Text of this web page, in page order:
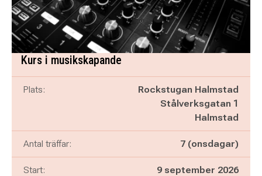
Kurs i musikskapande
Plats:
Rockstugan Halmstad
Stålverksgatan 1
Halmstad
Antal träffar: 7 (onsdagar)
Start: 9 september 2026